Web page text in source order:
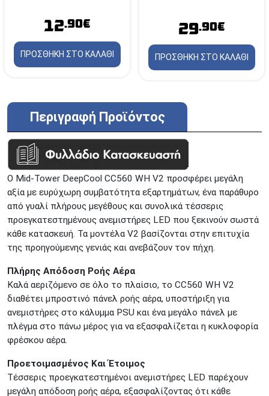
12.90€
ΠΡΟΣΘΗΚΗ ΣΤΟ ΚΑΛΑΘΙ
29.90€
ΠΡΟΣΘΗΚΗ ΣΤΟ ΚΑΛΑΘΙ
Περιγραφή Προϊόντος
Ο Mid-Tower DeepCool CC560 WH V2 προσφέρει μεγάλη
αξία με ευρύχωρη συμβατότητα εξαρτημάτων, ένα παράθυρο
από γυαλί πλήρους μεγέθους και συνολικά τέσσερις
προεγκατεστημένους ανεμιστήρες LED που ξεκινούν σωστά
κάθε κατασκευή. Τα μοντέλα V2 βασίζονται στην επιτυχία
της προηγούμενης γενιάς και ανεβάζουν τον πήχη.
Πλήρης Απόδοση Ροής Αέρα
Καλά αεριζόμενο σε όλο το πλαίσιο, το CC560 WH V2
διαθέτει μπροστινό πάνελ ροής αέρα, υποστήριξη για
ανεμιστήρες στο κάλυμμα PSU και ένα μεγάλο πάνελ με
πλέγμα στο πάνω μέρος για να εξασφαλίζεται η κυκλοφορία
φρέσκου αέρα.
Προετοιμασμένος Και Έτοιμος
Τέσσερις προεγκατεστημένοι ανεμιστήρες LED παρέχουν
μεγάλη απόδοση ροής αέρα, εξασφαλίζοντας ότι κάθε